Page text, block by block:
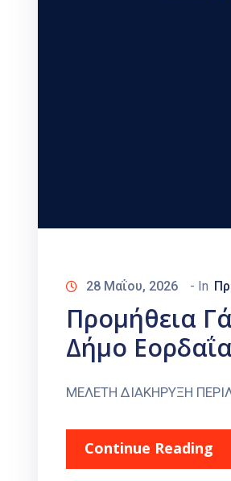
28 Μαΐου, 2026 - In
Προμήθεια
Δήμο
ΜΕΛΕΤΗ ΔΙΑΚΗΡΥΞΗ
Continue Reading